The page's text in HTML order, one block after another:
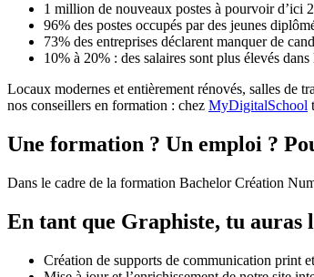
1 million de nouveaux postes à pourvoir d’ici
96% des postes occupés par des jeunes
73% des entreprises déclarent manquer de
10% à 20% : des salaires sont plus élevés
Locaux modernes et entièrement rénovés, salles de
nos conseillers en formation : chez MyDigitalSchool
Une formation ? Un emploi ?
Dans le cadre de la formation Bachelor Création
En tant que Graphiste, tu auras
Création de supports de communication print